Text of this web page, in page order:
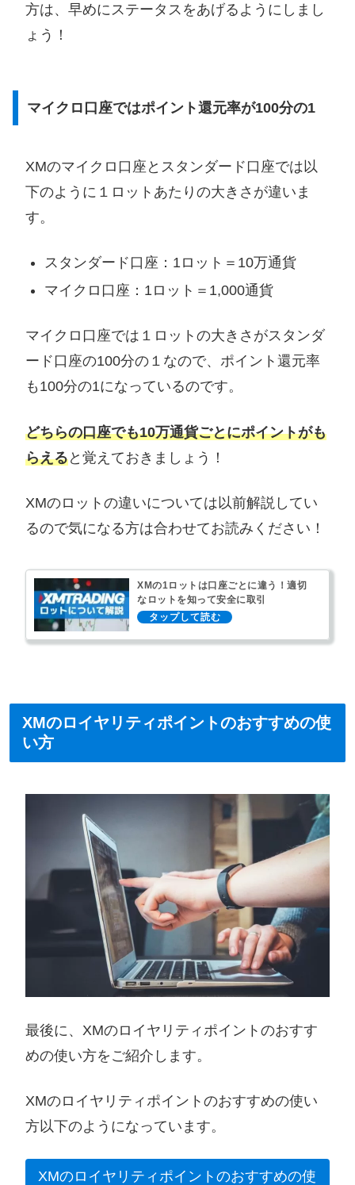
方は、早めにステータスをあげるようにしまし
ょう！
マイクロ口座ではポイント還元率が100分の1
XMのマイクロ口座とスタンダード口座では以
下のように１ロットあたりの大きさが違いま
す。
スタンダード口座：1ロット＝10万通貨
マイクロ口座：1ロット＝1,000通貨
マイクロ口座では１ロットの大きさがスタンダ
ード口座の100分の１なので、ポイント還元率
も100分の1になっているのです。
どちらの口座でも10万通貨ごとにポイントがも
らえると覚えておきましょう！
XMのロットの違いについては以前解説してい
るので気になる方は合わせてお読みください！
XMの1ロットは口座ごとに違う！適切
なロットを知って安全に取引
XMのロイヤリティポイントのおすすめの使
い方
最後に、XMのロイヤリティポイントのおすす
めの使い方をご紹介します。
XMのロイヤリティポイントのおすすめの使い
方以下のようになっています。
XMのロイヤリティポイントのおすすめの使